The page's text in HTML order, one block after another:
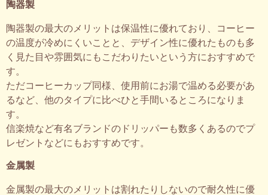
陶器製
陶器製の最大のメリットは保温性に優れており、コーヒー
の温度が冷めにくいことと、デザイン性に優れたものも多
く見た目や雰囲気にもこだわりたいという方におすすめで
す。
ただコーヒーカップ同様、使用前にお湯で温める必要があ
るなど、他のタイプに比べひと手間いるところになりま
す。
信楽焼など有名ブランドのドリッパーも数多くあるのでプ
レゼントなどにもおすすめです。
金属製
金属製の最大のメリットは割れたりしないので耐久性に優